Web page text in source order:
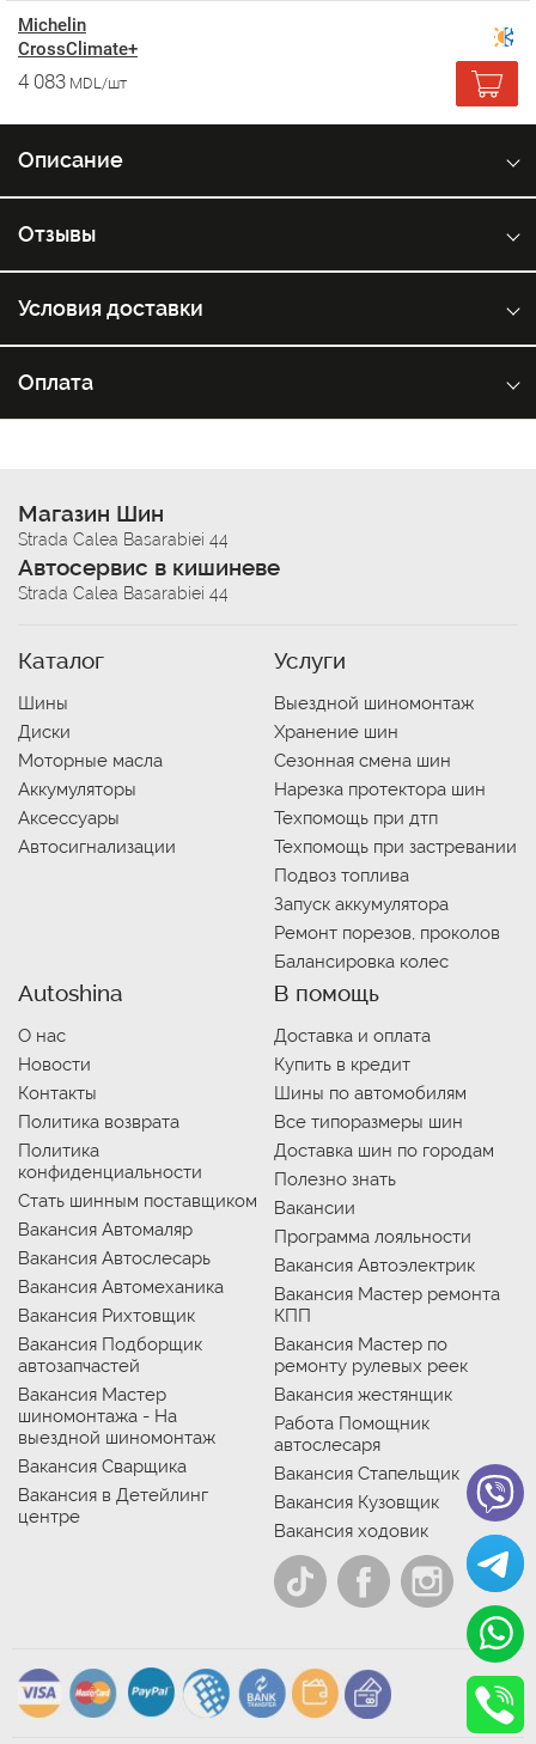
Michelin
CrossClimate+
4 083 MDL/шт
Описание
Отзывы
Условия доставки
Оплата
Магазин Шин
Strada Calea Basarabiei 44
Автосервис в кишиневе
Strada Calea Basarabiei 44
Каталог
Шины
Диски
Моторные масла
Аккумуляторы
Аксессуары
Автосигнализации
Услуги
Выездной шиномонтаж
Хранение шин
Сезонная смена шин
Нарезка протектора шин
Техпомощь при дтп
Техпомощь при застревании
Подвоз топлива
Запуск аккумулятора
Ремонт порезов, проколов
Балансировка колес
Autoshina
О нас
Новости
Контакты
Политика возврата
Политика
конфиденциальности
Стать шинным поставщиком
Вакансия Автомаляр
Вакансия Автослесарь
Вакансия Автомеханика
Вакансия Рихтовщик
Вакансия Подборщик
автозапчастей
Вакансия Мастер
шиномонтажа - На
выездной шиномонтаж
Вакансия Сварщика
Вакансия в Детейлинг
центре
В помощь
Доставка и оплата
Купить в кредит
Шины по автомобилям
Все типоразмеры шин
Доставка шин по городам
Полезно знать
Вакансии
Программа лояльности
Вакансия Автоэлектрик
Вакансия Мастер ремонта
КПП
Вакансия Мастер по
ремонту рулевых реек
Вакансия жестянщик
Работа Помощник
автослесаря
Вакансия Стапельщик
Вакансия Кузовщик
Вакансия ходовик